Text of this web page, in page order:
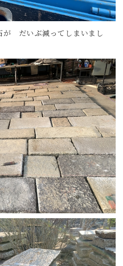
が だいぶ減ってしまいまし